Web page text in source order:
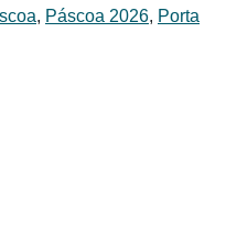
, Páscoa 2026, Porta